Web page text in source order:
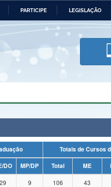
PARTICIPE LEGISLAÇÃO
Ministério da Economia
e dos Direitos Humanos
Planalto
de pós-graduação
Totais de Cursos
DO MP/DP Total ME
29 9 106 43